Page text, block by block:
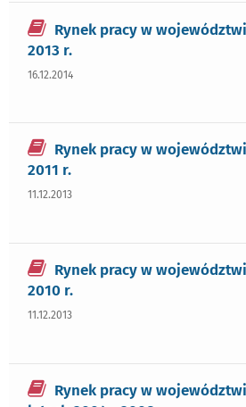
Rynek pracy w
2013 r.
16.12.2014
Rynek pracy w
2011 r.
11.12.2013
Rynek pracy w
2010 r.
11.12.2013
Rynek pracy w